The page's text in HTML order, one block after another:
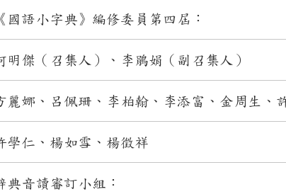
小字典》編修委員第四屆：
（召集人）、李鵑娟（副召集人）
、呂佩珊、李柏翰、李添富、金周生、
仁、楊如雪、楊徵祥
音讀審訂小組：